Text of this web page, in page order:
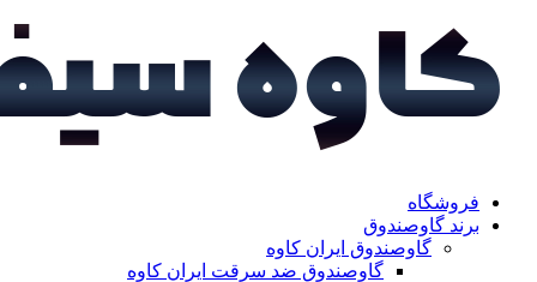
فروشگاه
برند گاوصندوق
گاوصندوق ایران کاوه
گاوصندوق ضد سرقت ایران کاوه